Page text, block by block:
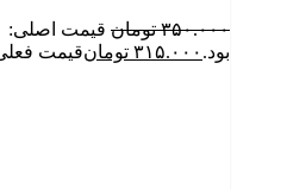
۳۵۰.۰۰۰ تومان
بود. ۳۱۵.۰۰۰ تومانقیمت فعلی: ۳۱۵.۰۰۰